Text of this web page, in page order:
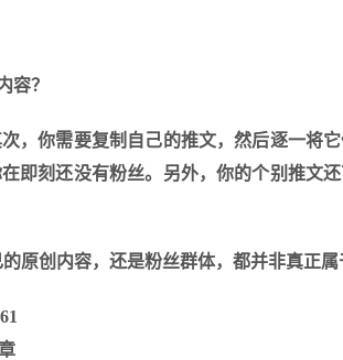
容？
，你需要复制自己的推文，然后逐一将
即刻还没有粉丝。另外，你的个别推文
原创内容，还是粉丝群体，都并非真正属